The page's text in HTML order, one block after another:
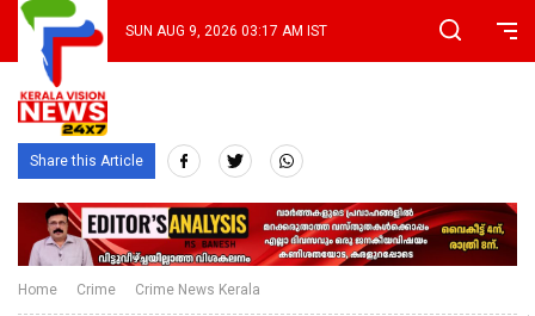
SUN AUG 9, 2026 03:17 AM IST
Share this Article
Home Crime Crime News Kerala